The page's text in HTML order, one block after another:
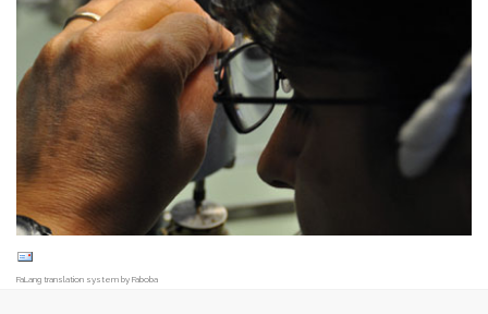
FaLang translation system by Faboba